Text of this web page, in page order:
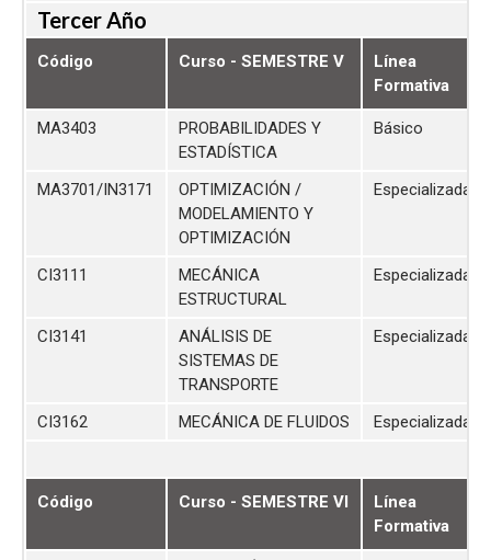
Tercer Año
Código Curso - SEMESTRE V
Línea
Formativa
MA3403
PROBABILIDADES Y
ESTADÍSTICA
Básico
MA3701/IN3171
OPTIMIZACIÓN /
MODELAMIENTO Y
OPTIMIZACIÓN
Especializada
CI3111
MECÁNICA
ESTRUCTURAL
Especializada
CI3141
ANÁLISIS DE
SISTEMAS DE
TRANSPORTE
Especializada
CI3162 MECÁNICA DE FLUIDOS Especializada
Código Curso - SEMESTRE VI
Línea
Formativa